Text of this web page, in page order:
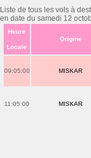
Liste de tous les vols à
en date du samedi 12
Heure
Locale
Origine
09:05:00 MISKAR
11:05:00 MISKAR